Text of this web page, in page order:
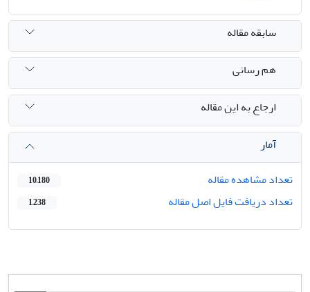
سابقه مقاله
هم رسانی
ارجاع به این مقاله
آمار
تعداد مشاهده مقاله
10,180
تعداد دریافت فایل اصل مقاله 1,238